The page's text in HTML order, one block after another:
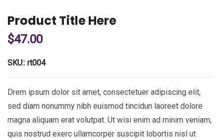
Product Title Here
$47.00
SKU:: rt004
Drem ipsum dolor sit amet, consectetuer adipiscing elit,
sed diam nonummy nibh euismod tincidun laoreet dolore
magna aliquam erat volutpat. Ut wisi enim ad minim veniam,
quis nostrud exerc ullamcorper suscipit lobortis nisl ut